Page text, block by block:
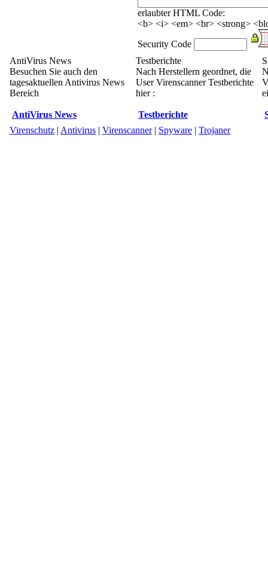
erlaubter HTML Code:
<b> <i> <em> <br> <strong>
Security Code
AntiVirus News
Besuchen Sie auch den
tagesaktuellen Antivirus News
Bereich
AntiVirus News
Testberichte
Nach Herstellern geordnet, die
User Virenscanner Testberichte
hier :
Testberichte
Virenschutz | Antivirus | Virenscanner| Spyware | Trojaner